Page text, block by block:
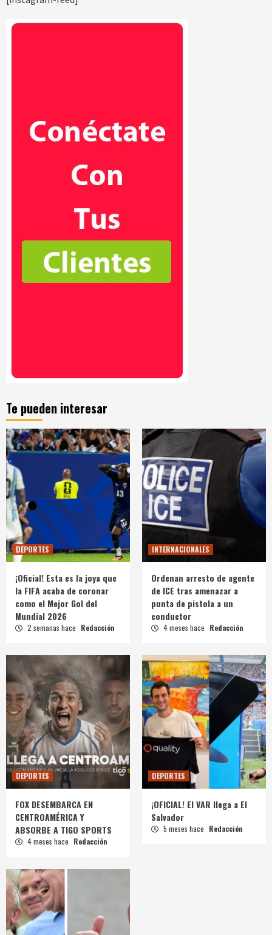
Te pueden interesar
DEPORTES
¡Oficial! Esta es la joya que
la FIFA acaba de coronar
como el Mejor Gol del
Mundial 2026
2 semanas hace Redacción
INTERNACIONALES
Ordenan arresto de agente
de ICE tras amenazar a
punta de pistola a un
conductor
4 meses hace Redacción
DEPORTES
FOX DESEMBARCA EN
CENTROAMÉRICA Y
ABSORBE A TIGO SPORTS
4 meses hace Redacción
DEPORTES
¡OFICIAL! El VAR llega a El
Salvador
5 meses hace Redacción